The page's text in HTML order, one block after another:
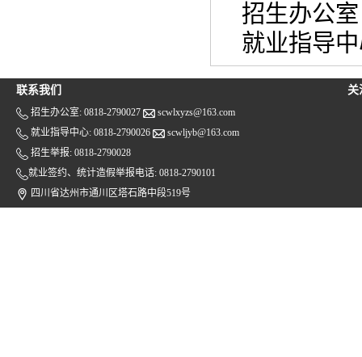
招生办公
就业指
联系我们
招生办公室: 0818-2790027
scwlxyzs@163.com
就业指导中心: 0818-2790026
scwljyb@163.com
招生举报: 0818-2790028
就业签约、统计造假举报电话: 0818-2790101
四川省达州市通川区塔石路中段519号
关